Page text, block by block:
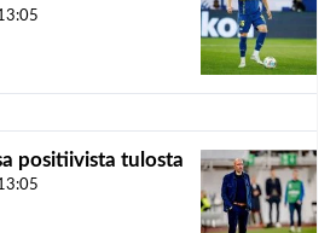
positiivista tulosta